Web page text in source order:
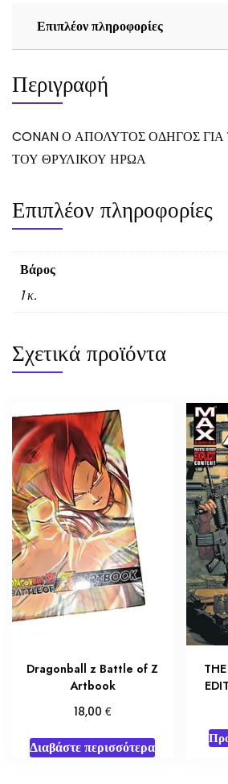
Επιπλέον πληροφορίες
Περιγραφή
CONAN Ο ΑΠΟΛΥΤΟΣ ΟΔΗΓΟΣ ΓΙΑ
ΤΟΥ ΘΡΥΛΙΚΟΥ ΗΡΩΑ
Επιπλέον πληροφορίες
Βάρος
1 κ.
Σχετικά προϊόντα
Dragonball z Battle of Z
Artbook
18,00 €
Διαβάστε περισσότερα